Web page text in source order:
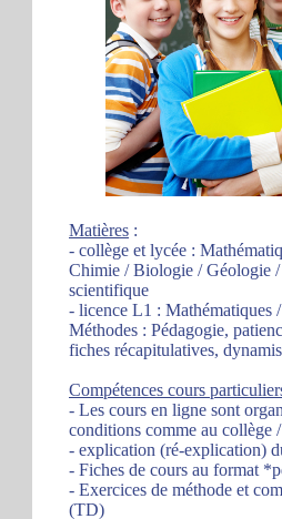
Matières :
- collège et lycée :
Chimie / Biologie / Géologie /
scientifique
- licence L1 : Mathématiques
Méthodes : Pédagogie,
fiches récapitulatives,
Compétences cours
- Les cours en ligne sont
conditions comme au collège
- explication (ré-explication)
- Fiches de cours au format
- Exercices de méthode et
(TD)